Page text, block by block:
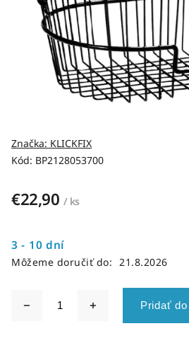
Kód: BP2128053700
Značka: KLICKFIX
€22,90 / ks
3 - 10 dní
Môžeme doručiť do: 21.8.2026
Pridať